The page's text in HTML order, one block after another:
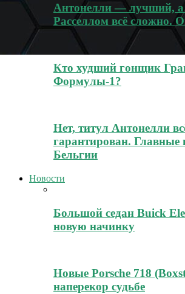
Антонелли — лучший, а
Расселлом всё сложно.
Кто худший гонщик
Формулы-1?
Нет, титул Антонелли
гарантирован. Главные
Бельгии
Новости
Большой седан Buick
новую начинку
Новые Porsche 718
наперекор судьбе